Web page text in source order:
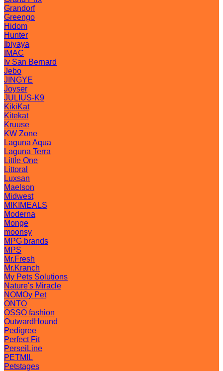
Grandorf
Greengo
Hidom
Hunter
Ibiyaya
IMAC
Iv San Bernard
Jebo
JINGYE
Joyser
JULIUS-K9
KikiKat
Kitekat
Kruuse
KW Zone
Laguna Aqua
Laguna Terra
Little One
Littoral
Luxsan
Maelson
Midwest
MIKIMEALS
Moderna
Monge
moonsy
MPG brands
MPS
Mr.Fresh
Mr.Kranch
My Pets Solutions
Nature's Miracle
NOMOy Pet
ONTO
OSSO fashion
OutwardHound
Pedigree
Perfect Fit
PerseiLine
PETMIL
Petstages